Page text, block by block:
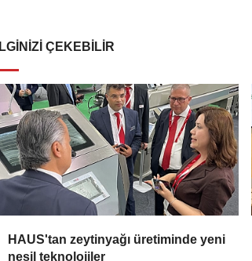
İLGINIZI ÇEKEBILIR
HAUS'tan zeytinyağı üretiminde yeni
nesil teknolojiler